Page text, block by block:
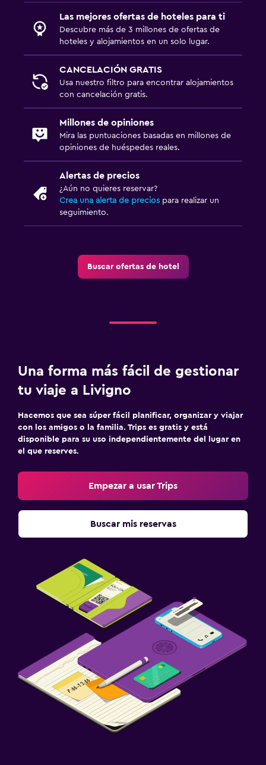
Caja fuerte
Check-in/check-out privado
Cuna/cama nido disponibles
Equipo infantil para zona de juegos al aire libre
Zona de trabajo
Caja fuerte para laptops
Escritorio
Botiquín de primeros auxilios
Las mejores ofertas de hoteles para ti
Descubre más de 3 millones de ofertas de
hoteles y alojamientos en un solo lugar.
CANCELACIÓN GRATIS
Usa nuestro filtro para encontrar alojamientos
con cancelación gratis.
Millones de opiniones
Mira las puntuaciones basadas en millones de
opiniones de huéspedes reales.
Alertas de precios
¿Aún no quieres reservar?
Crea una alerta de precios para realizar un
seguimiento.
Buscar ofertas de hotel
Una forma más fácil de gestionar
tu viaje a Livigno
Hacemos que sea súper fácil planificar, organizar y viajar
con los amigos o la familia. Trips es gratis y está
disponible para su uso independientemente del lugar en
el que reserves.
Empezar a usar Trips
Buscar mis reservas